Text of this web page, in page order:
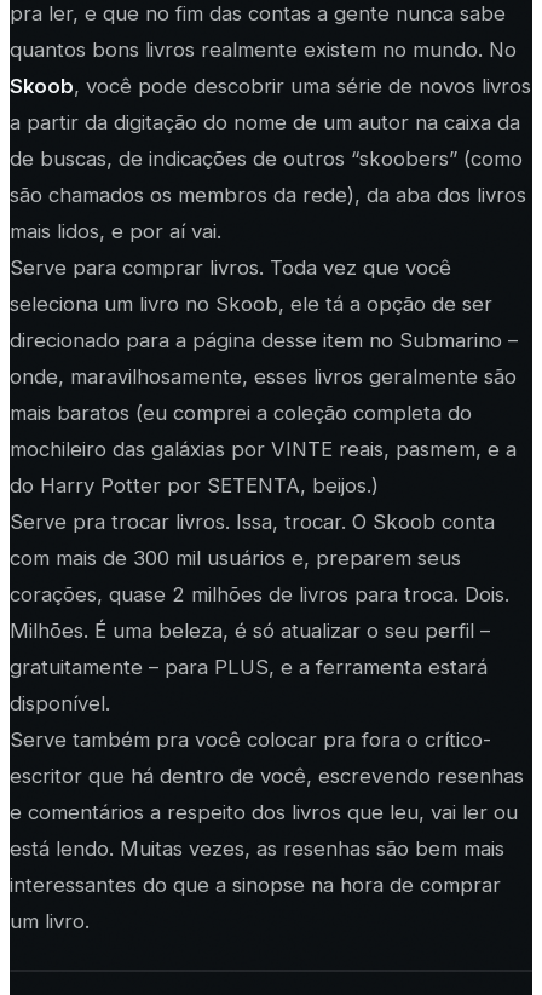
pra ler, e que no fim das contas a gente nunca sabe
quantos bons livros realmente existem no mundo. No
Skoob, você pode descobrir uma série de novos livros
a partir da digitação do nome de um autor na caixa da
de buscas, de indicações de outros “skoobers” (como
são chamados os membros da rede), da aba dos livros
mais lidos, e por aí vai.
Serve para comprar livros. Toda vez que você
seleciona um livro no Skoob, ele tá a opção de ser
direcionado para a página desse item no Submarino –
onde, maravilhosamente, esses livros geralmente são
mais baratos (eu comprei a coleção completa do
mochileiro das galáxias por VINTE reais, pasmem, e a
do Harry Potter por SETENTA, beijos.)
Serve pra trocar livros. Issa, trocar. O Skoob conta
com mais de 300 mil usuários e, preparem seus
corações, quase 2 milhões de livros para troca. Dois.
Milhões. É uma beleza, é só atualizar o seu perfil –
gratuitamente – para PLUS, e a ferramenta estará
disponível.
Serve também pra você colocar pra fora o crítico-
escritor que há dentro de você, escrevendo resenhas
e comentários a respeito dos livros que leu, vai ler ou
está lendo. Muitas vezes, as resenhas são bem mais
interessantes do que a sinopse na hora de comprar
um livro.